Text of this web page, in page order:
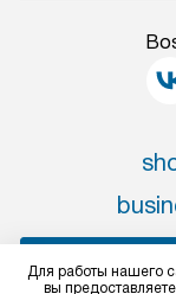
Для работы нашего
вы предоставляете